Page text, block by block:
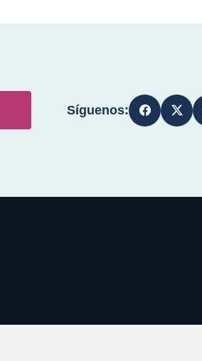
Síguenos: